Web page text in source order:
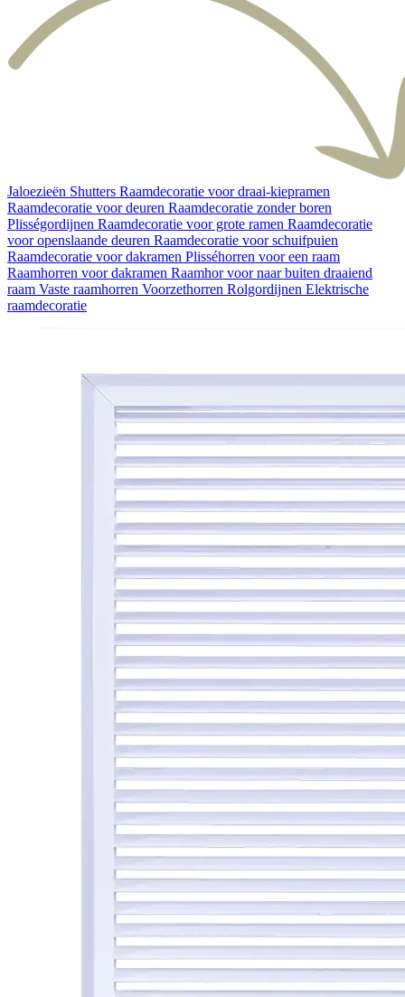
Jaloezieën Shutters Raamdecoratie voor draai-kiepramen
Raamdecoratie voor deuren Raamdecoratie zonder boren
Plisségordijnen Raamdecoratie voor grote ramen Raamdecoratie
voor openslaande deuren Raamdecoratie voor schuifpuien
Raamdecoratie voor dakramen Plisséhorren voor een raam
Raamhorren voor dakramen Raamhor voor naar buiten draaiend
raam Vaste raamhorren Voorzethorren Rolgordijnen Elektrische
raamdecoratie